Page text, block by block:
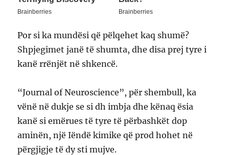
Por si ka mundësi që pëlqehet kaq shumë?
Shpjegimet janë të shumta, dhe disa prej tyre i
kanë rrënjët në shkencë.
“Journal of Neuroscience”, për shembull, ka
vënë në dukje se si dh imbja dhe kënaq ësia
kanë si emërues të tyre të përbashkët dop
aminën, një Iëndë kimike që prod hohet në
përgjigje të dy sti mujve.